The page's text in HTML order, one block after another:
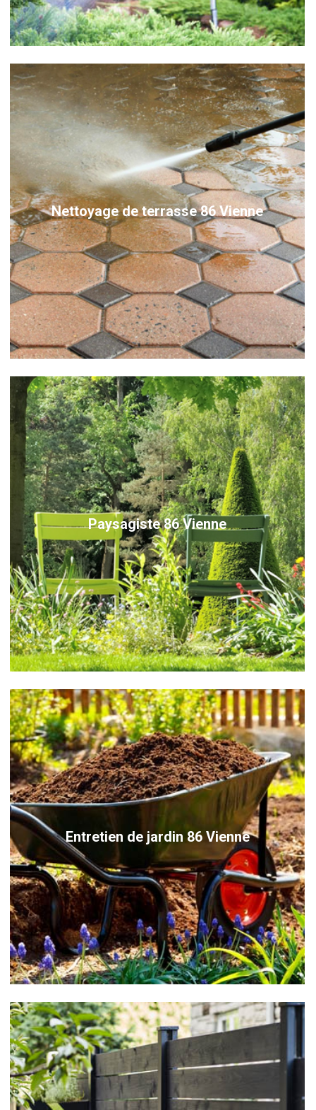
Nettoyage de terrasse 86 Vienne
Paysagiste 86 Vienne
Entretien de jardin 86 Vienne